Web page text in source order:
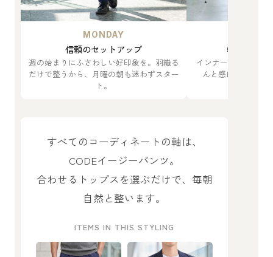
MONDAY
信頼のセットアップ
週の始まりにふさわしい好印象を。羽織る
だけで整うから、月曜の朝も迷わずスター
ト。
軽やかに印
インナーをTシャツ
んと感はそのまま
すべてのコーディネートの軸は、
CODEイージーパンツ。
合わせるトップスを選ぶだけで、毎朝
自然と整います。
ITEMS IN THIS STYLING